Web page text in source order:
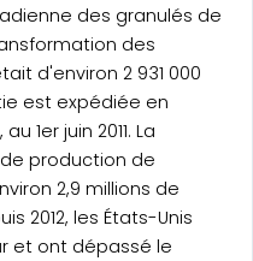
des granulés de
des
d'environ 2 931 000
est expédiée en
1er juin 2011. La
production de
2,9 millions de
2012, les États-Unis
et ont dépassé le